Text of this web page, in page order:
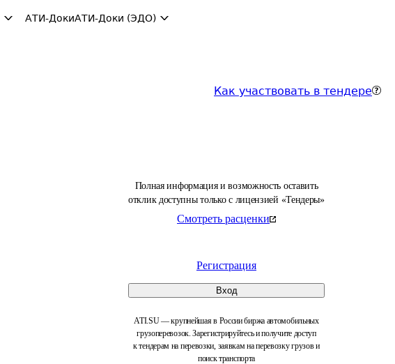
АТИ-ДокиАТИ-Доки (ЭДО)
Как участвовать в тендере
Полная информация и возможность оставить
отклик доступны только с лицензией «Тендеры»
Смотреть расценки
Регистрация
Вход
ATI.SU — крупнейшая в России биржа автомобильных
грузоперевозок. Зарегистрируйтесь и получите доступ
к тендерам на перевозки, заявкам на перевозку грузов и
поиск транспорта